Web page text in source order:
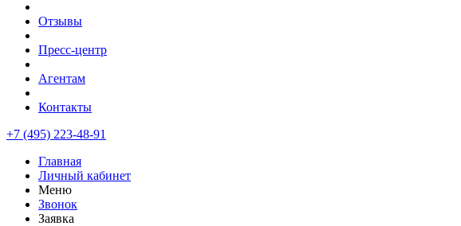
Отзывы
Пресс-центр
Агентам
Контакты
+7 (495) 223-48-91
Главная
Личный кабинет
Меню
Звонок
Заявка